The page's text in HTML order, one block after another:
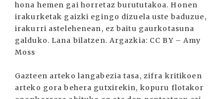
hona hemen gai horretaz burututakoa. Honen
irakurketak gaizki egingo dizuela uste baduzue,
irakurri astelehenean, ez baitu gaurkotasuna
galduko. Lana bilatzen. Argazkia: CC BY – Amy
Moss
Gazteen arteko langabezia tasa, zifra kritikoen
arteko gora behera gutxirekin, kopuru flotakor